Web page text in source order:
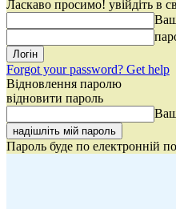
Ласкаво просимо! увійдіть в
Forgot your password? Get help
Відновлення паролю
відновити пароль
Пароль буде по електронній